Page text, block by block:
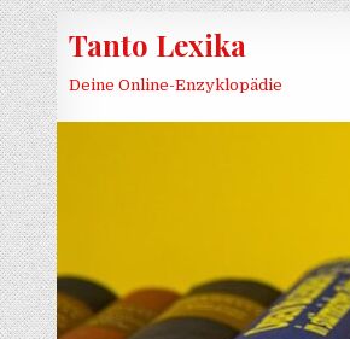
Skip to content
Tanto Lexika
Deine Online-Enzyklopädie